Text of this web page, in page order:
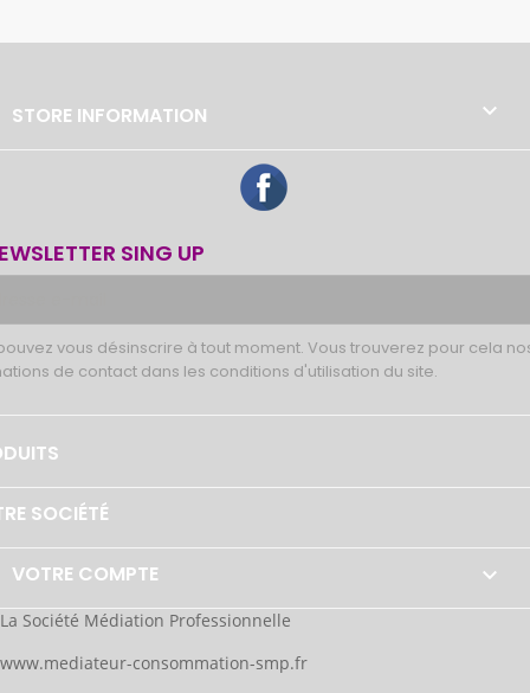
STORE INFORMATION 
SING UP
vous désinscrire à tout moment. Vous trouverez pour cela
de contact dans les conditions d'utilisation du site.
SOCIÉTÉ
VOTRE COMPTE 
La Société Médiation Professionnelle
www.mediateur-consommation-smp.fr